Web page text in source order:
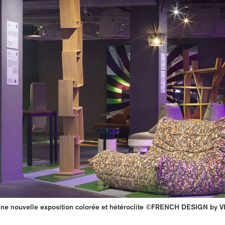
nouvelle exposition colorée et hétéroclite ©FRENCH DESIGN by